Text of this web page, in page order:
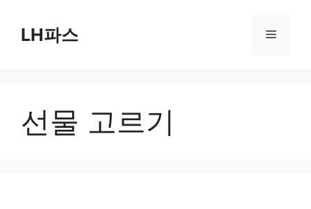
LH파스 메
선물 고르기